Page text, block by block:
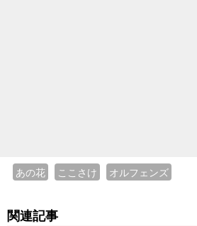
あの花 ここさけ オルフェンズ
関連記事